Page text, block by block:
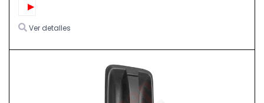
Ver detalles